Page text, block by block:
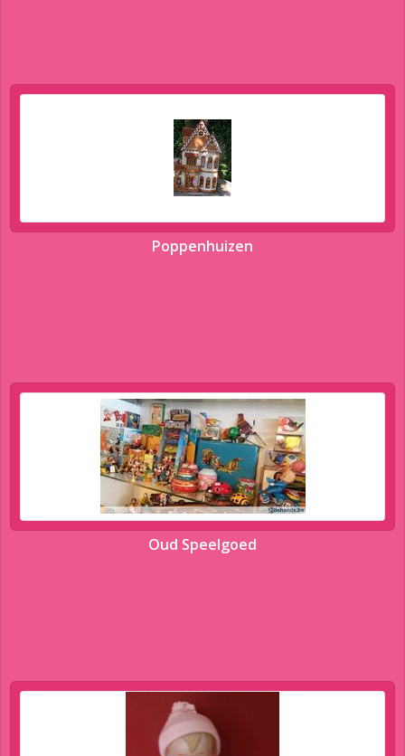
Poppenhuizen
Oud Speelgoed